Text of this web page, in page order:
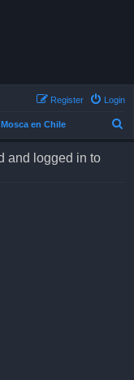
Login
Register
en Chile
and logged in to